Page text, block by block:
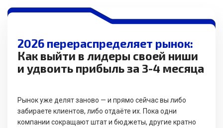
2026 перераспределяет рынок:
Как выйти в лидеры своей ниши
и удвоить прибыль за 3-4 месяца
Рынок уже делят заново — и прямо сейчас вы либо
забираете клиентов, либо отдаёте их. Пока одни
компании сокращают штат и бюджеты, другие кратно